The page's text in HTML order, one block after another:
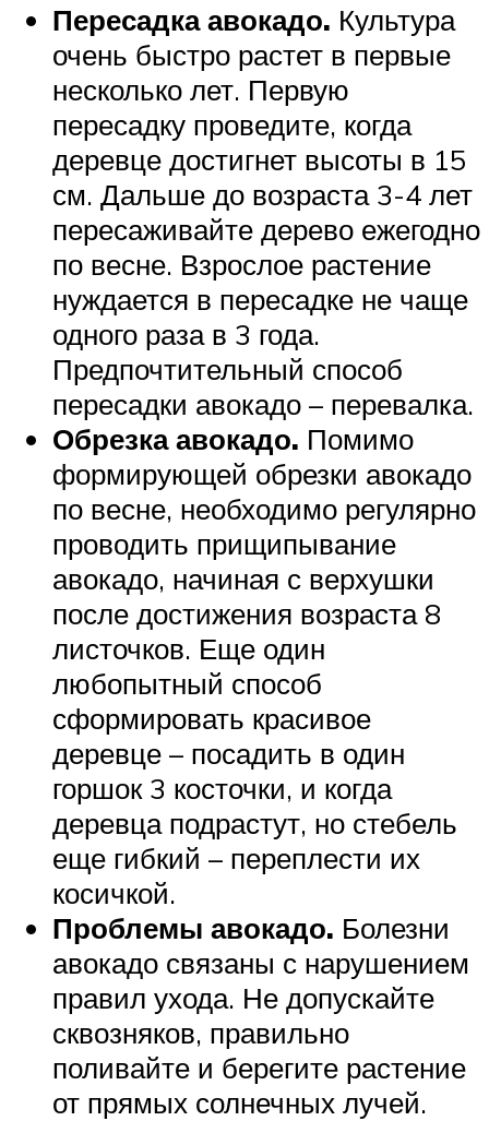
Пересадка авокадо. Культура
очень быстро растет в первые
несколько лет. Первую
пересадку проведите, когда
деревце достигнет высоты в 15
см. Дальше до возраста 3-4 лет
пересаживайте дерево ежегодно
по весне. Взрослое растение
нуждается в пересадке не чаще
одного раза в 3 года.
Предпочтительный способ
пересадки авокадо – перевалка.
Обрезка авокадо. Помимо
формирующей обрезки авокадо
по весне, необходимо регулярно
проводить прищипывание
авокадо, начиная с верхушки
после достижения возраста 8
листочков. Еще один
любопытный способ
сформировать красивое
деревце – посадить в один
горшок 3 косточки, и когда
деревца подрастут, но стебель
еще гибкий – переплести их
косичкой.
Проблемы авокадо. Болезни
авокадо связаны с нарушением
правил ухода. Не допускайте
сквозняков, правильно
поливайте и берегите растение
от прямых солнечных лучей.